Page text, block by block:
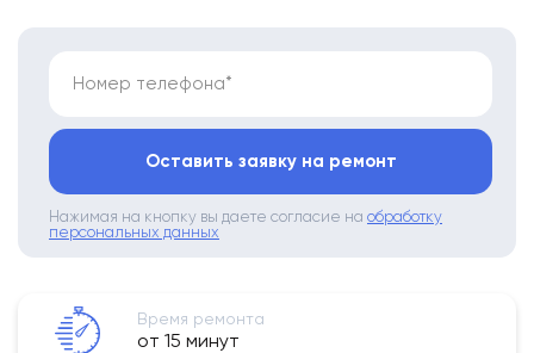
Номер телефона*
Оставить заявку на ремонт
Нажимая на кнопку вы даете согласие на обработку
персональных данных
Время ремонта
от 15 минут